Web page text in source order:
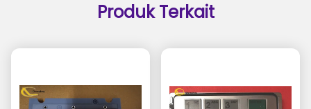
Produk Terkait